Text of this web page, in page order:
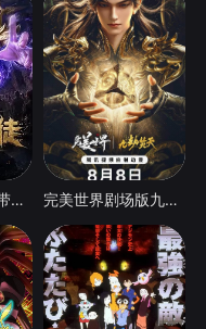
当上神明后，我带着信徒干翻了废土 ​完美世界剧场版九劫焚天​